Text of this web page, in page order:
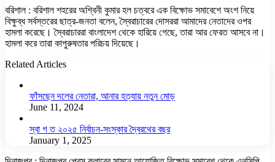
বরিশাল : বরিশাল শহরের অশ্বিনী কুমার হল চত্বরে এক বিক্ষোভ সমাবেশে অংশ নিয়ে
বিক্ষুব্ধ সর্বস্তরের ছাত্র-জনতা বলেন, স্বৈরাচারের দোসররা আমাদের নেতাদের ওপর
হামলা করেছে। স্বৈরাচাররা বাংলাদেশ থেকে হারিয়ে গেছে, তারা আর ফেরত আসবে না।
হামলা করে তারা কাপুরুষতার পরিচয় দিয়েছে।
Related Articles
ফাঁসছেন দলের নেতারা, আনার হত্যায় নতুন মোড়
June 11, 2024
স্বা গ ত ২০২৫ নির্বাচন-সংস্কার দ্বৈরথের বছর
January 1, 2025